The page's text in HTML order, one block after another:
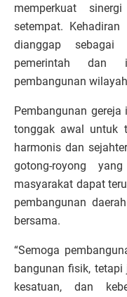
memperkuat
setempat.
dianggap
pemerintah dan
pembangunan
Pembangunan
tonggak awal untuk
harmonis dan
gotong-royong
masyarakat dapat
pembangunan
bersama.
“Semoga
bangunan fisik,
kesatuan, dan